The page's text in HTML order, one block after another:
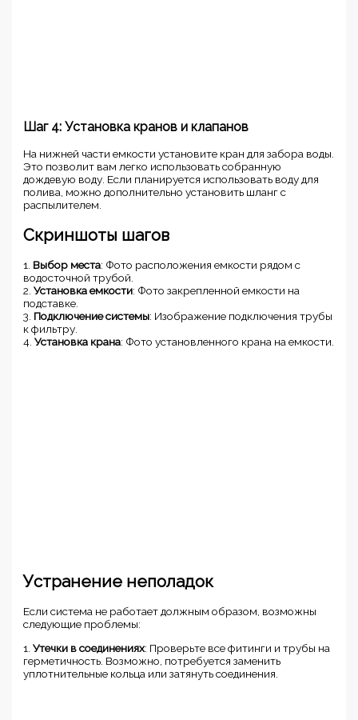
Шаг 4: Установка кранов и клапанов
На нижней части емкости установите кран для забора воды.
Это позволит вам легко использовать собранную
дождевую воду. Если планируется использовать воду для
полива, можно дополнительно установить шланг с
распылителем.
Скриншоты шагов
1. Выбор места: Фото расположения емкости рядом с
водосточной трубой.
2.Установка емкости: Фото закрепленной емкости на
подставке.
3. Подключение системы: Изображение подключения трубы
к фильтру.
4.Установка крана: Фото установленного крана на емкости.
Устранение неполадок
Если система не работает должным образом, возможны
следующие проблемы:
1.Утечки в соединениях: Проверьте все фитинги и трубы на
герметичность. Возможно, потребуется заменить
уплотнительные кольца или затянуть соединения.